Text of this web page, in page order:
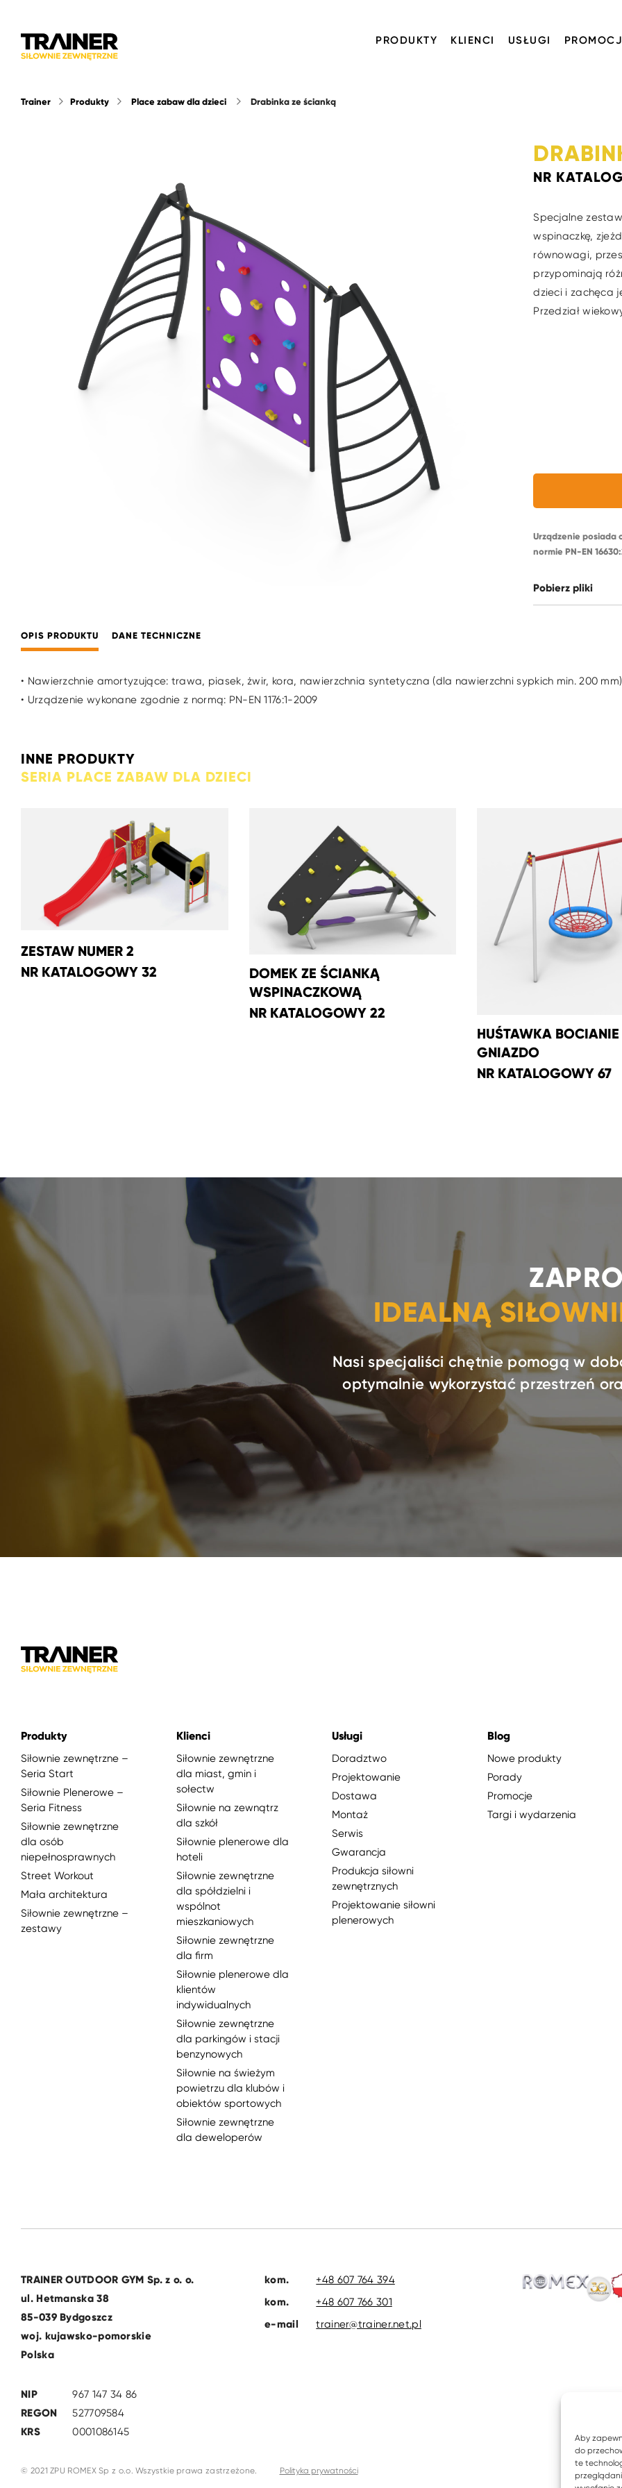
Aby
do
te
PRODUKTY KLIENCI USŁUGI
Trainer Produkty Place zabaw dla dzieci drabinka ze ścianką
NR
Specjalne
wspinaczkę,
równowagi,
przypominają
dzieci i zachęca
Przedział
Urządzenie posiada
normie PN-EN
Pobierz pliki
OPIS PRODUKTU DANE TECHNICZNE
• Nawierzchnie amortyzujące: trawa, piasek, żwir, kora, nawierzchnia syntetyczna (dla nawierzchni sypkich min. 200
• Urządzenie wykonane zgodnie z normą: PN-EN 1176:1-2009
INNE PRODUKTY
SERIA PLACE ZABAW DLA DZIECI
ZESTAW NUMER 2
NR KATALOGOWY 32
DOMEK ZE ŚCIANKĄ
WSPINACZKOWĄ
NR KATALOGOWY 22
HUŚTAWKA BOCIANIE
GNIAZDO
NR KATALOGOWY 67
IDEALNĄ
Nasi specjaliści chętnie pomogą w
optymalnie wykorzystać przestrzeń
Produkty
Siłownie zewnętrzne –
Seria Start
Siłownie Plenerowe –
Seria Fitness
Siłownie zewnętrzne
dla osób
niepełnosprawnych
Street Workout
Mała architektura
Siłownie zewnętrzne –
zestawy
Klienci
Siłownie zewnętrzne
dla miast, gmin i
sołectw
Siłownie na zewnątrz
dla szkół
Siłownie plenerowe dla
hoteli
Siłownie zewnętrzne
dla spółdzielni i
wspólnot
mieszkaniowych
Siłownie zewnętrzne
dla firm
Siłownie plenerowe dla
klientów
indywidualnych
Siłownie zewnętrzne
dla parkingów i stacji
benzynowych
Siłownie na świeżym
powietrzu dla klubów i
obiektów sportowych
Siłownie zewnętrzne
dla deweloperów
Usługi
Doradztwo
Projektowanie
Dostawa
Montaż
Serwis
Gwarancja
Produkcja siłowni
zewnętrznych
Projektowanie siłowni
plenerowych
Blog
Nowe produkty
Porady
Promocje
Targi i wydarzenia
TRAINER OUTDOOR GYM Sp. z o. o.
ul. Hetmanska 38
85-039 Bydgoszcz
woj. kujawsko-pomorskie
Polska
NIP
967 147 34 86
REGON
527709584
KRS
0001086145
kom.
+48 607 764 394
kom.
+48 607 766 301
e-mail
trainer@trainer.net.pl
© 2021 ZPU ROMEX Sp z o.o. Wszystkie prawa zastrzeżone. Polityka prywatności